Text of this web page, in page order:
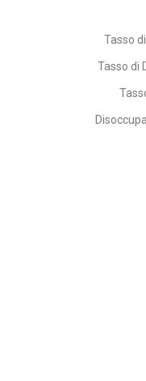
Tasso
Tasso di